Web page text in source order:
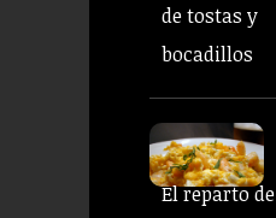
de tostas y
bocadillos
El reparto de